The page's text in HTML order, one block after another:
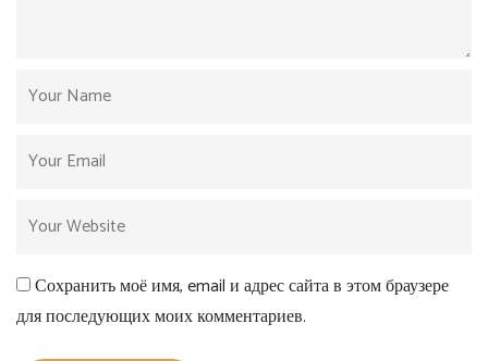
Сохранить моё имя, email и адрес сайта в этом браузере
для последующих моих комментариев.